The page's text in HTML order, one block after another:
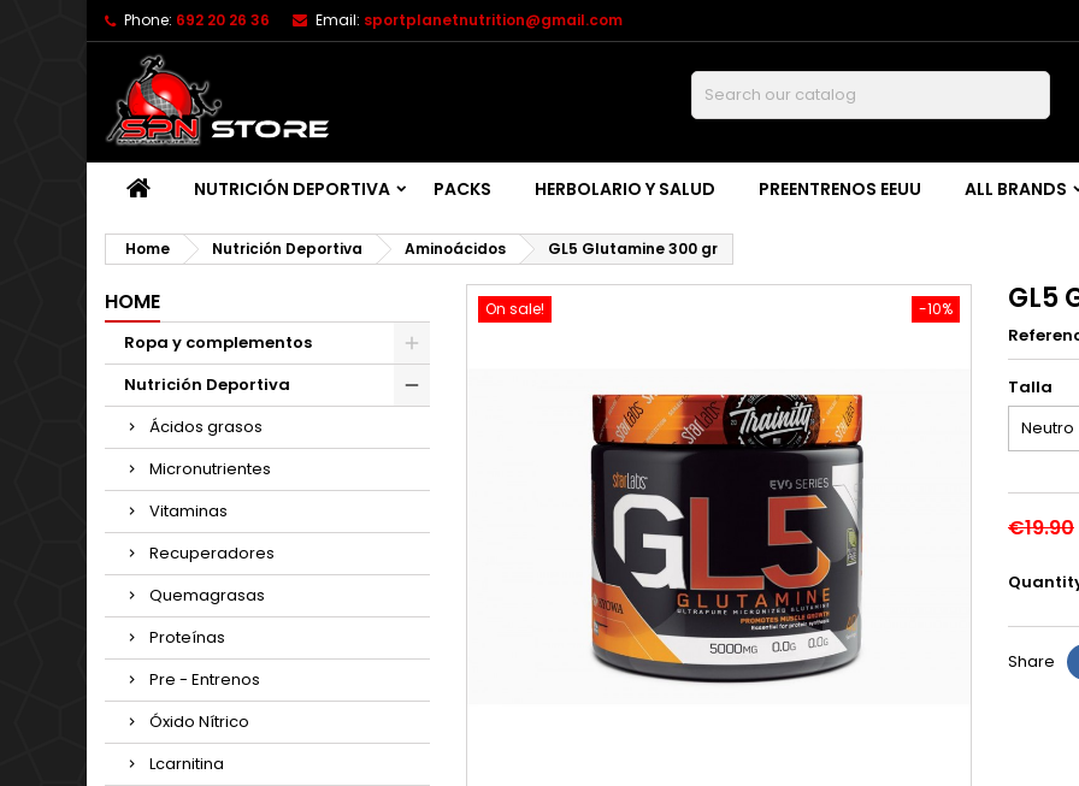
Phone: 692 20 26 36 Email: sportplanetnutrition@gmail.com
Buscar
NUTRICIÓN DEPORTIVA PACKS HERBOLARIO Y SALUD PREENTRENOS EEUU ALL BRANDS
Home Nutrición Deportiva Aminoácidos GL5 Glutamine 300 gr
HOME
Ropa y complementos
Nutrición Deportiva
Ácidos grasos
Micronutrientes
Vitaminas
Recuperadores
Quemagrasas
Proteínas
Pre - Entrenos
Óxido Nítrico
Lcarnitina
-10%
On sale! GL5
Talla
€19.90
Share